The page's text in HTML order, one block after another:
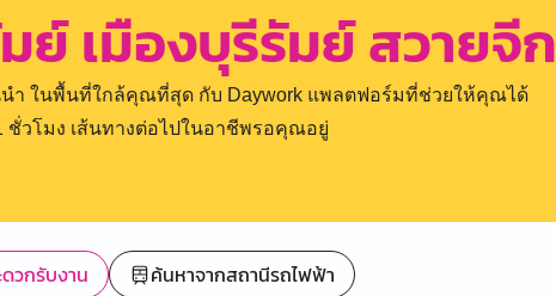
ย์ เมืองบุรีรัมย์ สวายจีก
ำ ในพื้นที่ใกล้คุณที่สุด กับ Daywork แพลตฟอร์มที่ช่วยให้คุณได้
ชั่วโมง เส้นทางต่อไปในอาชีพรอคุณอยู่
วกรับงาน ค้นหาจากสถานีรถไฟฟ้า